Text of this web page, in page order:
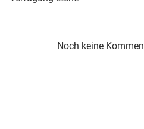
Noch keine